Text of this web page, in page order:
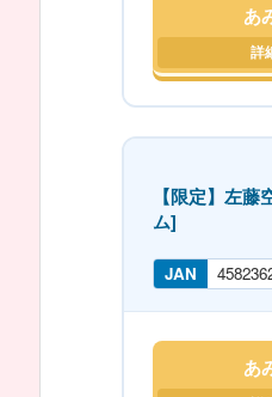
あ
【限定】左
ム]
JAN
あ